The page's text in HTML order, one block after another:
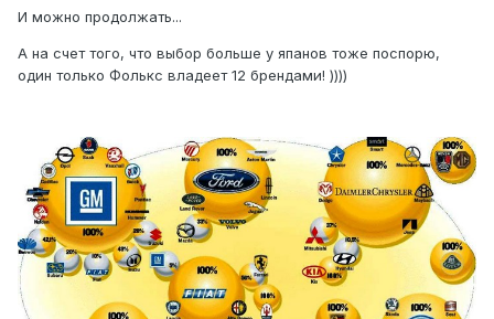
И можно продолжать...
А на счет того, что выбор больше у япанов тоже поспорю,
один только Фолькс владеет 12 брендами! ))))